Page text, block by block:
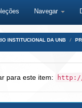
Navegar
INSTITUCIONAL DA UNB
para este item: http://